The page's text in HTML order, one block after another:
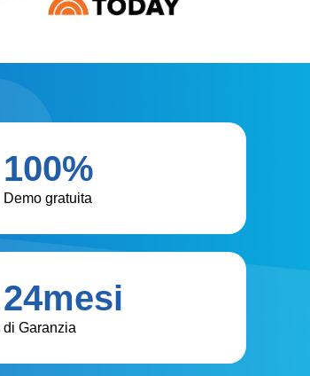
100%
Demo gratuita
24mesi
di Garanzia